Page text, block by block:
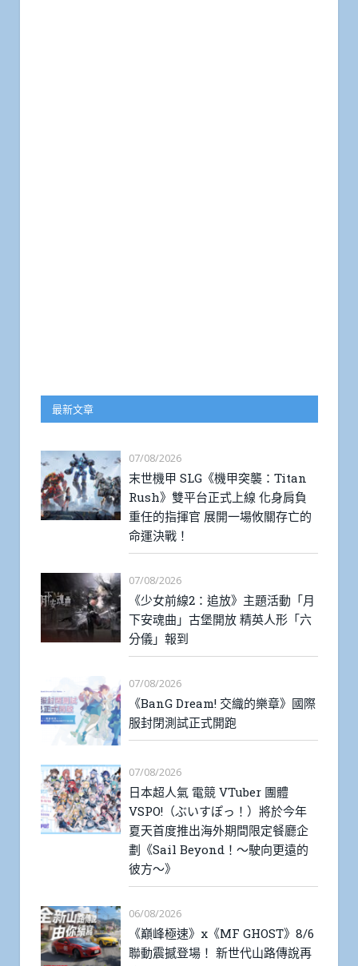
最新文章
07/08/2026
末世機甲 SLG《機甲突襲：Titan
Rush》雙平台正式上線 化身肩負
重任的指揮官 展開一場攸關存亡的
命運決戰！
07/08/2026
《少女前線2：追放》主題活動「月
下安魂曲」古堡開放 精英人形「六
分儀」報到
07/08/2026
《BanG Dream! 交織的樂章》國際
服封閉測試正式開跑
07/08/2026
日本超人氣 電競 VTuber 團體
VSPO!（ぶいすぽっ！）將於今年
夏天首度推出海外期間限定餐廳企
劃《Sail Beyond！～駛向更遠的
彼方～》
06/08/2026
《巔峰極速》x《MF GHOST》8/6
聯動震撼登場！ 新世代山路傳說再